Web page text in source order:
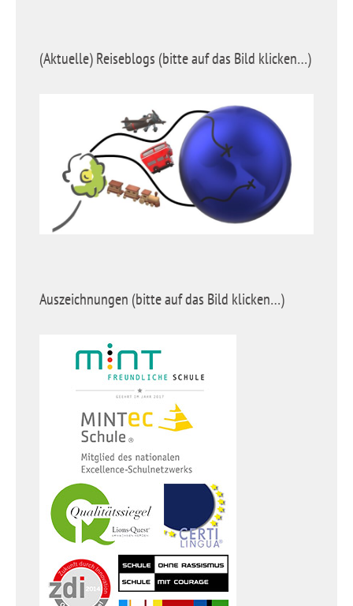
(Aktuelle) Reiseblogs (bitte auf das Bild klicken…)
Auszeichnungen (bitte auf das Bild klicken…)